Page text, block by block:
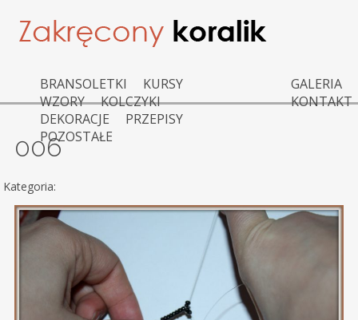
BRANSOLETKI
KURSY
WZORY
KOLCZYKI
DEKORACJE
PRZEPISY
POZOSTAŁE
GALERIA
KONTAKT
006
Kategoria: